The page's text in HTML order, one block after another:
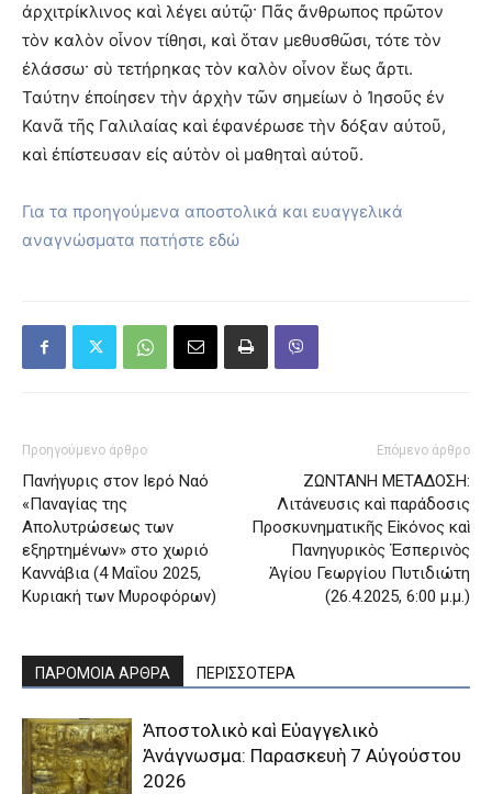
ἀρχιτρίκλινος καὶ λέγει αὐτῷ· Πᾶς ἄνθρωπος πρῶτον
τὸν καλὸν οἶνον τίθησι, καὶ ὅταν μεθυσθῶσι, τότε τὸν
ἐλάσσω· σὺ τετήρηκας τὸν καλὸν οἶνον ἕως ἄρτι.
Ταύτην ἐποίησεν τὴν ἀρχὴν τῶν σημείων ὁ Ἰησοῦς ἐν
Κανᾶ τῆς Γαλιλαίας καὶ ἐφανέρωσε τὴν δόξαν αὐτοῦ,
καὶ ἐπίστευσαν εἰς αὐτὸν οἱ μαθηταὶ αὐτοῦ.
Για τα προηγούμενα αποστολικά και ευαγγελικά
αναγνώσματα πατήστε εδώ
Προηγούμενο άρθρο
Πανήγυρις στον Ιερό Ναό
«Παναγίας της
Απολυτρώσεως των
εξηρτημένων» στο χωριό
Καννάβια (4 Μαΐου 2025,
Κυριακή των Μυροφόρων)
Επόμενο άρθρο
ΖΩΝΤΑΝΗ ΜΕΤΑΔΟΣΗ:
Λιτάνευσις καὶ παράδοσις
Προσκυνηματικῆς Εἰκόνος καὶ
Πανηγυρικὸς Ἑσπερινὸς
Ἁγίου Γεωργίου Πυτιδιώτη
(26.4.2025, 6:00 μ.μ.)
ΠΑΡΟΜΟΙΑ ΑΡΘΡΑ ΠΕΡΙΣΣΟΤΕΡΑ
Ἀποστολικὸ καὶ Εὐαγγελικὸ
Ἀνάγνωσμα: Παρασκευὴ 7 Αὐγούστου
2026